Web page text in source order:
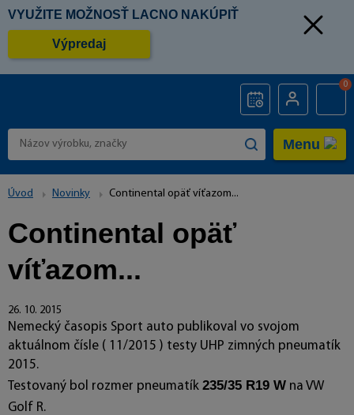
VYUŽITE MOŽNOSŤ LACNO NAKÚPIŤ
Výpredaj
0
Menu
Úvod Novinky Continental opäť víťazom...
Continental opäť
víťazom...
26. 10. 2015
Nemecký časopis Sport auto publikoval vo svojom
aktuálnom čísle ( 11/2015 ) testy UHP zimných pneumatík
2015.
Testovaný bol rozmer pneumatík 235/35 R19 W na VW
Golf R.